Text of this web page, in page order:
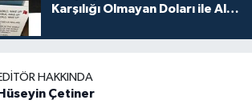
Karşılığı Olmayan Doları ile Alış
HAKKINDA
Hüseyin Çetiner